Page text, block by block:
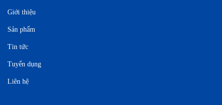
Giới thiệu
Sản phẩm
Tin tức
Tuyển dụng
Liên hệ